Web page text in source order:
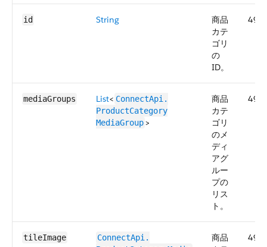
id String
商品
カテ
ゴリ
の
ID。
49.0
mediaGroups List< ConnectApi.​
ProductCategory​
MediaGroup>
商品
カテ
ゴリ
のメ
ディ
アグ
ルー
プの
リス
ト。
49.0
tileImage
ConnectApi.​
商品
49.0